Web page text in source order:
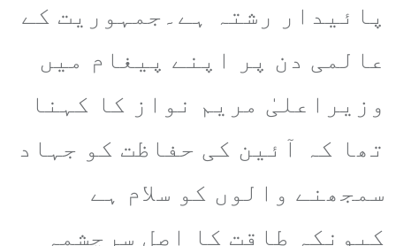
پائیدار رشتہ ہے۔جمہوریت کے
عالمی دن پر اپنے پیغام میں
وزیراعلیٰ مریم نواز کا کہنا
تھا کہ آئین کی حفاظت کو جہاد
سمجھنے والوں کو سلام ہے
کیونکہ طاقت کا اصل سرچشمہ